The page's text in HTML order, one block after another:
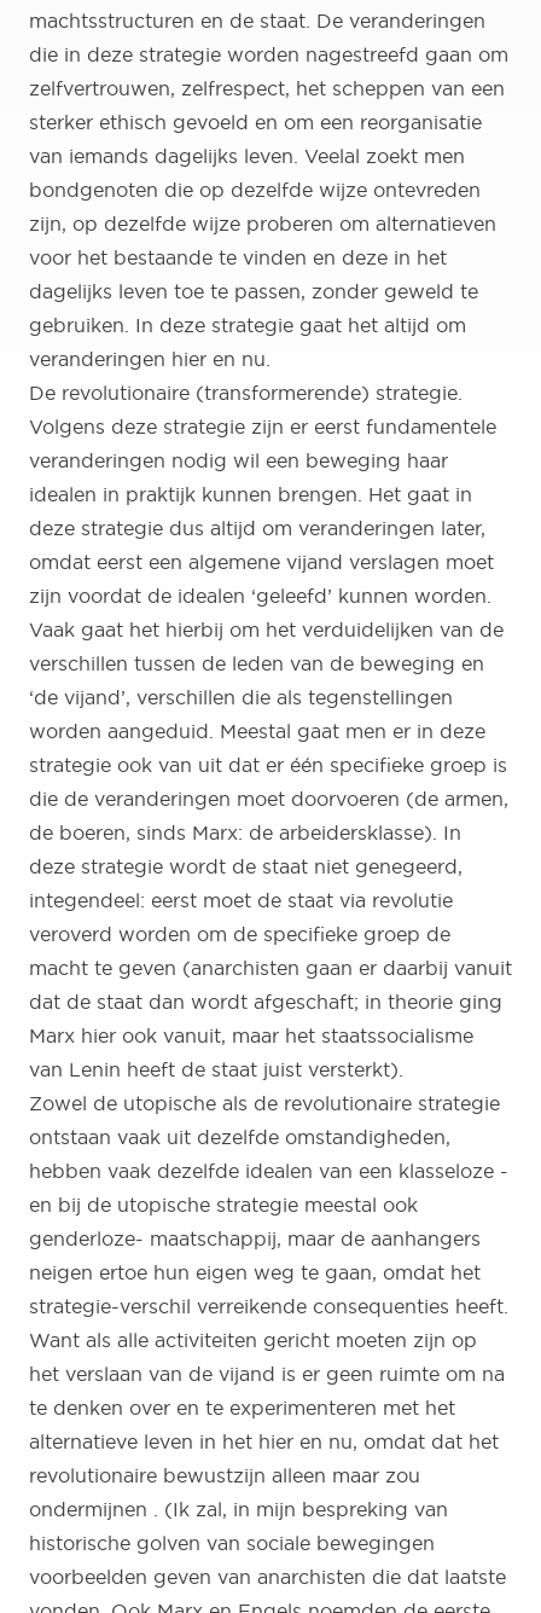
machtsstructuren en de staat. De veranderingen
die in deze strategie worden nagestreefd gaan om
zelfvertrouwen, zelfrespect, het scheppen van een
sterker ethisch gevoeld en om een reorganisatie
van iemands dagelijks leven. Veelal zoekt men
bondgenoten die op dezelfde wijze ontevreden
zijn, op dezelfde wijze proberen om alternatieven
voor het bestaande te vinden en deze in het
dagelijks leven toe te passen, zonder geweld te
gebruiken. In deze strategie gaat het altijd om
veranderingen hier en nu.
De revolutionaire (transformerende) strategie.
Volgens deze strategie zijn er eerst fundamentele
veranderingen nodig wil een beweging haar
idealen in praktijk kunnen brengen. Het gaat in
deze strategie dus altijd om veranderingen later,
omdat eerst een algemene vijand verslagen moet
zijn voordat de idealen ‘geleefd’ kunnen worden.
Vaak gaat het hierbij om het verduidelijken van de
verschillen tussen de leden van de beweging en
‘de vijand’, verschillen die als tegenstellingen
worden aangeduid. Meestal gaat men er in deze
strategie ook van uit dat er één specifieke groep is
die de veranderingen moet doorvoeren (de armen,
de boeren, sinds Marx: de arbeidersklasse). In
deze strategie wordt de staat niet genegeerd,
integendeel: eerst moet de staat via revolutie
veroverd worden om de specifieke groep de
macht te geven (anarchisten gaan er daarbij vanuit
dat de staat dan wordt afgeschaft; in theorie ging
Marx hier ook vanuit, maar het staatssocialisme
van Lenin heeft de staat juist versterkt).
Zowel de utopische als de revolutionaire strategie
ontstaan vaak uit dezelfde omstandigheden,
hebben vaak dezelfde idealen van een klasseloze -
en bij de utopische strategie meestal ook
genderloze- maatschappij, maar de aanhangers
neigen ertoe hun eigen weg te gaan, omdat het
strategie-verschil verreikende consequenties heeft.
Want als alle activiteiten gericht moeten zijn op
het verslaan van de vijand is er geen ruimte om na
te denken over en te experimenteren met het
alternatieve leven in het hier en nu, omdat dat het
revolutionaire bewustzijn alleen maar zou
ondermijnen . (Ik zal, in mijn bespreking van
historische golven van sociale bewegingen
voorbeelden geven van anarchisten die dat laatste